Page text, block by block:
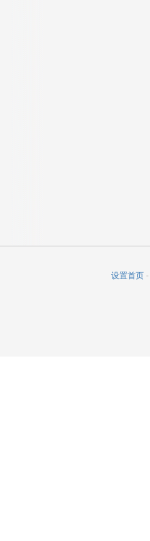
设置首页 -